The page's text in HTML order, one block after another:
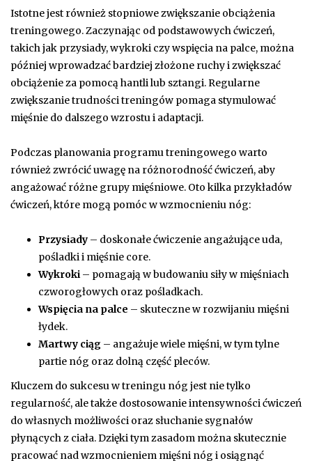
Istotne jest również stopniowe zwiększanie obciążenia
treningowego. Zaczynając od podstawowych ćwiczeń,
takich jak przysiady, wykroki czy wspięcia na palce, można
później wprowadzać bardziej złożone ruchy i zwiększać
obciążenie za pomocą hantli lub sztangi. Regularne
zwiększanie trudności treningów pomaga stymulować
mięśnie do dalszego wzrostu i adaptacji.
Podczas planowania programu treningowego warto
również zwrócić uwagę na różnorodność ćwiczeń, aby
angażować różne grupy mięśniowe. Oto kilka przykładów
ćwiczeń, które mogą pomóc w wzmocnieniu nóg:
Przysiady – doskonałe ćwiczenie angażujące uda,
pośladki i mięśnie core.
Wykroki – pomagają w budowaniu siły w mięśniach
czworogłowych oraz pośladkach.
Wspięcia na palce – skuteczne w rozwijaniu mięśni
łydek.
Martwy ciąg – angażuje wiele mięśni, w tym tylne
partie nóg oraz dolną część pleców.
Kluczem do sukcesu w treningu nóg jest nie tylko
regularność, ale także dostosowanie intensywności ćwiczeń
do własnych możliwości oraz słuchanie sygnałów
płynących z ciała. Dzięki tym zasadom można skutecznie
pracować nad wzmocnieniem mięśni nóg i osiągnąć